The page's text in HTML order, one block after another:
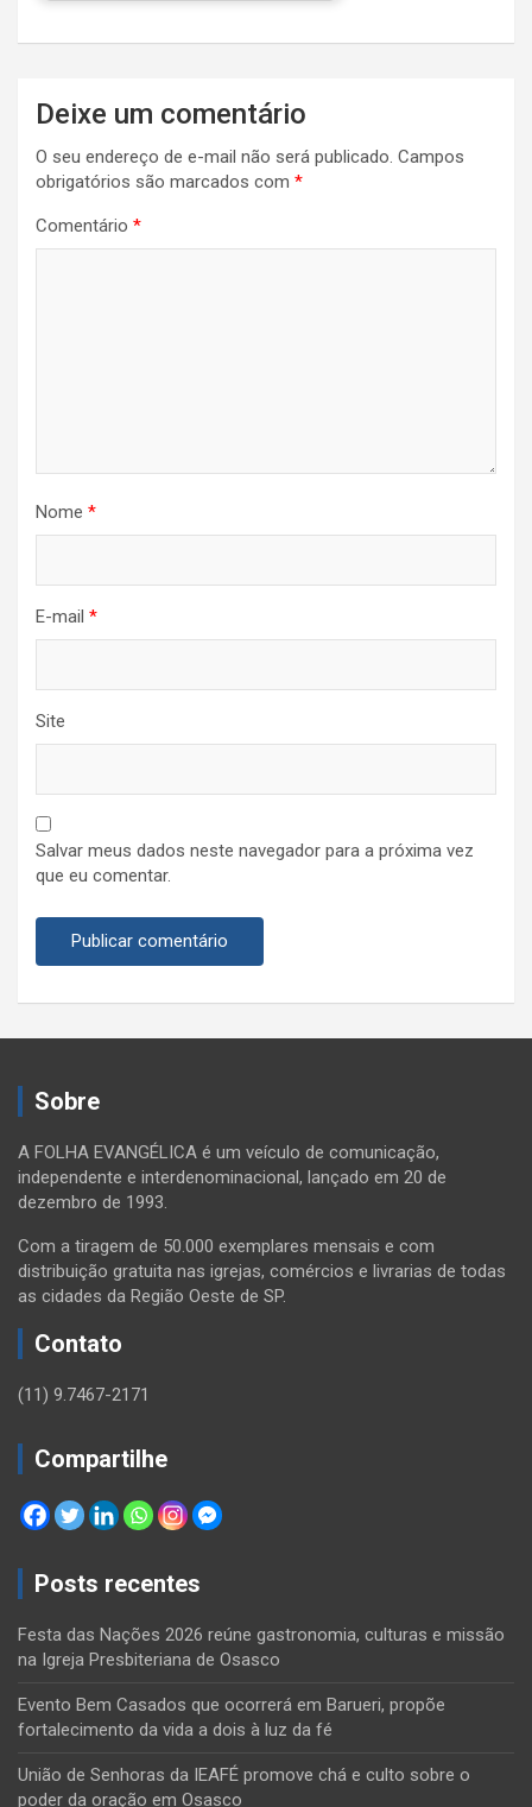
Navegação
de
Post
Deixe um comentário
O seu endereço de e-mail não será publicado. Campos
obrigatórios são marcados com *
Comentário *
Nome *
E-mail *
Site
Salvar meus dados neste navegador para a próxima vez
que eu comentar.
Sobre
A FOLHA EVANGÉLICA é um veículo de comunicação,
independente e interdenominacional, lançado em 20 de
dezembro de 1993.
Com a tiragem de 50.000 exemplares mensais e com
distribuição gratuita nas igrejas, comércios e livrarias de todas
as cidades da Região Oeste de SP.
Contato
(11) 9.7467-2171
Compartilhe
Posts recentes
Festa das Nações 2026 reúne gastronomia, culturas e missão
na Igreja Presbiteriana de Osasco
Evento Bem Casados que ocorrerá em Barueri, propõe
fortalecimento da vida a dois à luz da fé
União de Senhoras da IEAFÉ promove chá e culto sobre o
poder da oração em Osasco